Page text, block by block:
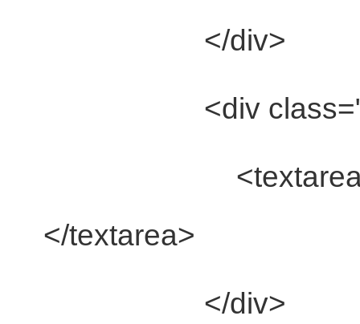
</div>
<div class=
<textarea
</textarea>
</div>